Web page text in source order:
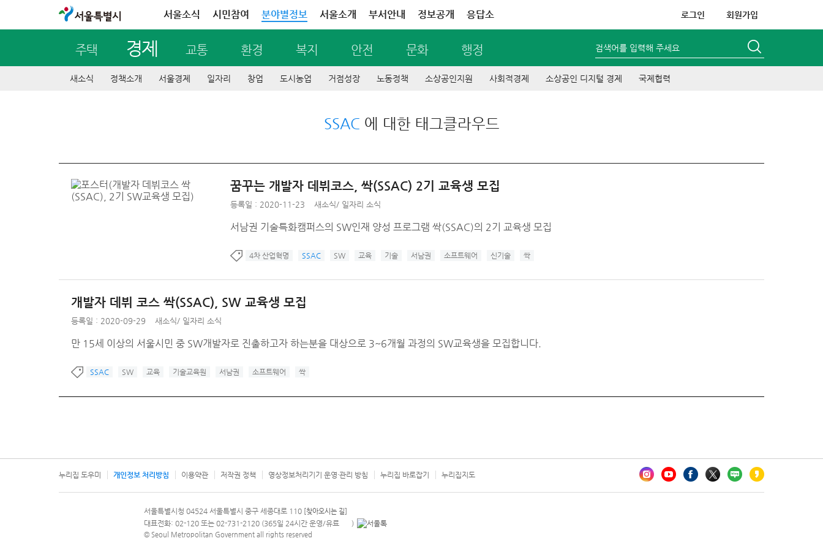
서울특별시 서울소식 시민참여 분야별정보 서울소개 부서안내 정보공개 응답소 로그인 회원가입
주택 경제 교통 환경 복지 안전 문화 행정 검색어를 입력해 주세요
새소식 정책소개 서울경제 일자리 창업 도시농업 거점성장 노동정책 소상공인지원 사회적경제 소상공인 디지털 경제 국제협력
SSAC 에 대한 태그클라우드
꿈꾸는 개발자 데뷔코스, 싹(SSAC) 2기 교육생 모집
등록일 : 2020-11-23 새소식/ 일자리 소식
서남권 기술특화캠퍼스의 SW인재 양성 프로그램 싹(SSAC)의 2기 교육생 모집
4차 산업혁명 SSAC SW 교육 기술 서남권 소프트웨어 신기술 싹
개발자 데뷔 코스 싹(SSAC), SW 교육생 모집
등록일 : 2020-09-29 새소식/ 일자리 소식
만 15세 이상의 서울시민 중 SW개발자로 진출하고자 하는분을 대상으로 3~6개월 과정의 SW교육생을 모집합니다.
SSAC SW 교육 기술교육원 서남권 소프트웨어 싹
누리집 도우미 개인정보 처리방침 이용약관 저작권 정책 영상정보처리기기 운영·관리 방침 누리집 바로잡기 누리집지도
문의 전화번호 120, 120 다산콜재단
서울특별시청 04524 서울특별시 중구 세종대로 110 [찾아오시는 길]
대표전화: 02-120 또는 02-731-2120 (365일 24시간 운영/유료 안내팝업 열기
)
© Seoul Metropolitan Government all rights reserved